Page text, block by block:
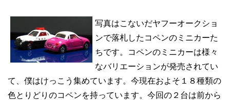
写真はこないだヤフーオークショ
ンで落札したコペンのミニカーた
ちです。コペンのミニカーは様々
なバリエーションが発売されてい
て、僕はけっこう集めています。今現在およそ１８種類の
色とりどりのコペンを持っています。今回の２台は前から